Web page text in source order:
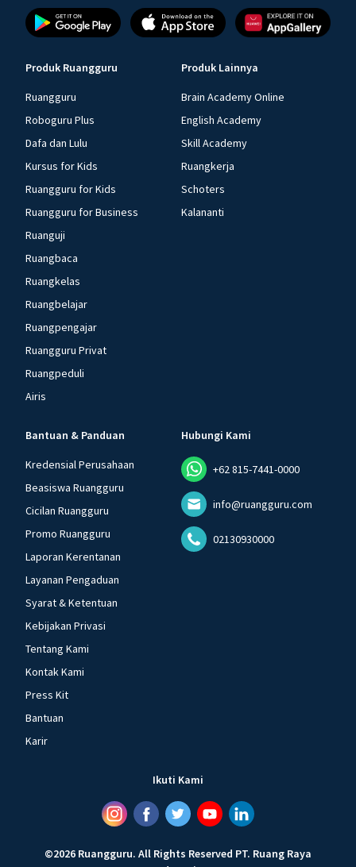
Produk Ruangguru
Ruangguru
Roboguru Plus
Dafa dan Lulu
Kursus for Kids
Ruangguru for Kids
Ruangguru for Business
Ruanguji
Ruangbaca
Ruangkelas
Ruangbelajar
Ruangpengajar
Ruangguru Privat
Ruangpeduli
Airis
Produk Lainnya
Brain Academy Online
English Academy
Skill Academy
Ruangkerja
Schoters
Kalananti
Bantuan & Panduan
Kredensial Perusahaan
Beasiswa Ruangguru
Cicilan Ruangguru
Promo Ruangguru
Laporan Kerentanan
Layanan Pengaduan
Syarat & Ketentuan
Kebijakan Privasi
Tentang Kami
Kontak Kami
Press Kit
Bantuan
Karir
Hubungi Kami
+62 815-7441-0000
info@ruangguru.com
02130930000
Ikuti Kami
©2026 Ruangguru. All Rights Reserved PT. Ruang Raya